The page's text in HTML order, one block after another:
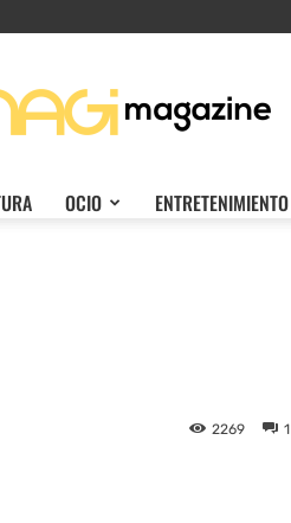
OCIO ENTRETENIMIENTO
1
2269